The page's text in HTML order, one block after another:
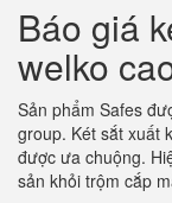
Báo giá
welko
Sản phẩm Safes
group. Két sắt xuất
được ưa chuộng.
sản khỏi trộm cắp